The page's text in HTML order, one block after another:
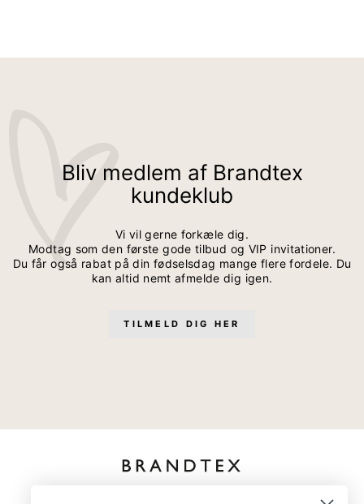
Bliv medlem af Brandtex
kundeklub
Vi vil gerne forkæle dig.
Modtag som den første gode tilbud og VIP invitationer.
Du får også rabat på din fødselsdag mange flere fordele. Du
kan altid nemt afmelde dig igen.
TILMELD DIG HER